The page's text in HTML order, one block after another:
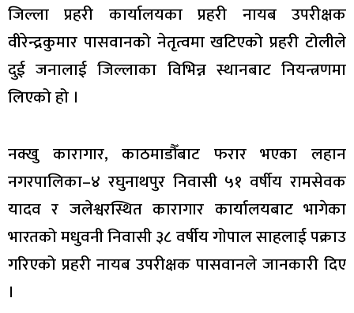
जिल्ला प्रहरी कार्यालयका प्रहरी नायब उपरीक्षक
वीरेन्द्रकुमार पासवानको नेतृत्वमा खटिएको प्रहरी टोलीले
दुई जनालाई जिल्लाका विभिन्न स्थानबाट नियन्त्रणमा
लिएको हो ।
नक्खु कारागार, काठमाडौँबाट फरार भएका लहान
नगरपालिका–४ रघुनाथपुर निवासी ५१ वर्षीय रामसेवक
यादव र जलेश्वरस्थित कारागार कार्यालयबाट भागेका
भारतको मधुवनी निवासी ३८ वर्षीय गोपाल साहलाई पक्राउ
गरिएको प्रहरी नायब उपरीक्षक पासवानले जानकारी दिए
।